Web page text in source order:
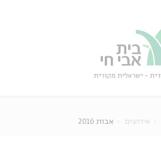
אירועים אבות 2016